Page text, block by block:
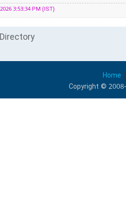
3:53:34 PM (IST)
Home
Copyright ©